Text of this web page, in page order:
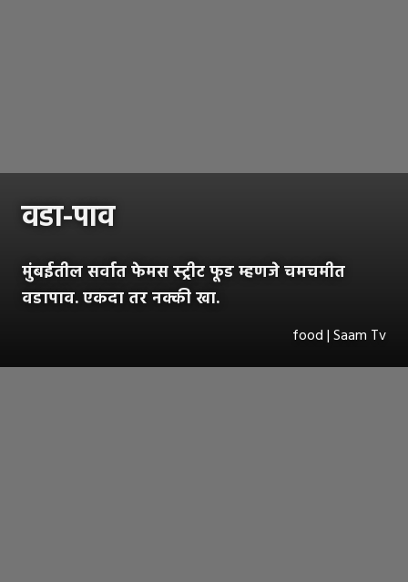
वडा-पाव
मुंबईतील सर्वात फेमस स्ट्रीट फूड म्हणजे चमचमीत
वडापाव. एकदा तर नक्की खा.
food | Saam Tv